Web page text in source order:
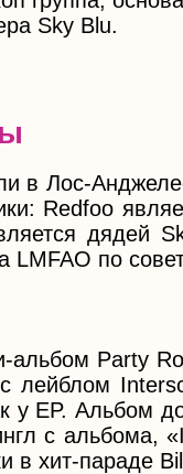
Sky Blu.
в Лос-
Redfoo
дядей
LMFAO по
альбом Party
с лейблом
у EP. Альбом
с альбома,
в хит-параде